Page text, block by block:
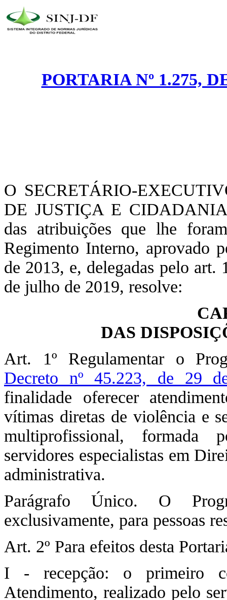
PORTARIA Nº 1.275,
O SECRETÁRIO-
DE JUSTIÇA E
das atribuições que lhe
Regimento Interno, aprovado
de 2013, e, delegadas pelo
de julho de 2019, resolve:
DAS
Art. 1º Regulamentar o
Decreto nº 45.223, de 29
finalidade oferecer
vítimas diretas de violência e
multiprofissional, formada
servidores especialistas em
administrativa.
Parágrafo Único. O
exclusivamente, para pessoas
Art. 2º Para efeitos desta
I - recepção: o primeiro
Atendimento, realizado pelo